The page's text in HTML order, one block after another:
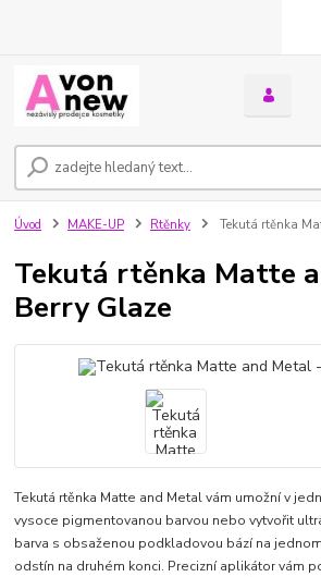
Úvod MAKE-UP Rtěnky Tekutá rtěnka
Tekutá rtěnka Matte
Berry Glaze
Tekutá rtěnka Matte and Metal vám umožní v
vysoce pigmentovanou barvou nebo vytvořit
barva s obsaženou podkladovou bází na
odstín na druhém konci. Precizní aplikátor vám